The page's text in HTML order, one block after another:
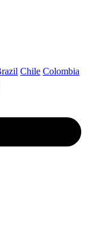
Chile Colombia